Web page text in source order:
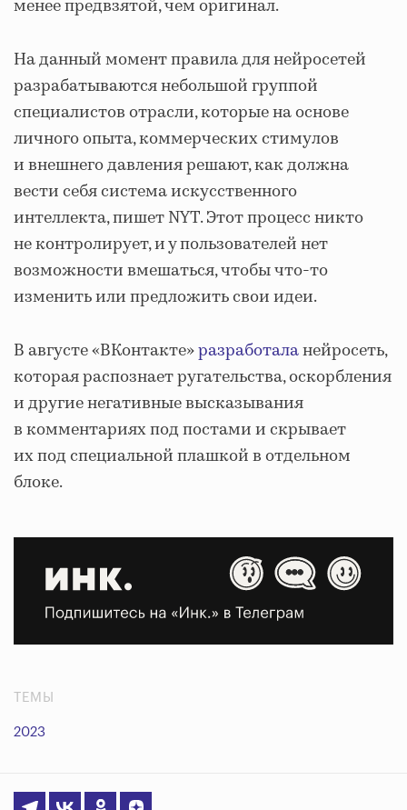
менее предвзятой, чем оригинал.
На данный момент правила для нейросетей
разрабатываются небольшой группой
специалистов отрасли, которые на основе
личного опыта, коммерческих стимулов
и внешнего давления решают, как должна
вести себя система искусственного
интеллекта, пишет NYT. Этот процесс никто
не контролирует, и у пользователей нет
возможности вмешаться, чтобы что-то
изменить или предложить свои идеи.
В августе «ВКонтакте»разработаланейросеть,
которая распознает ругательства, оскорбления
и другие негативные высказывания
в комментариях под постами и скрывает
их под специальной плашкой в отдельном
блоке.
ТЕМЫ
2023